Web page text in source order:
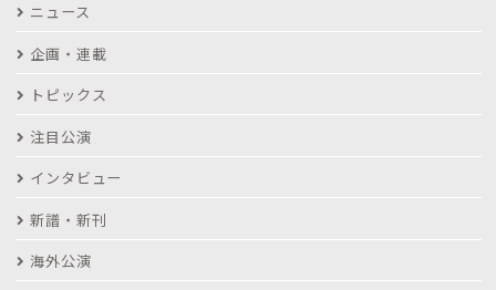
ニュース
企画・連載
トピックス
注目公演
インタビュー
新譜・新刊
海外公演